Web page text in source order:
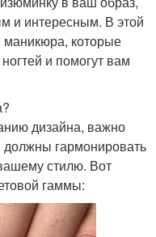
и интересным. В этой
маникюра, которые
и помогут вам
дизайна, важно
должны гармонировать
стилю. Вот
гаммы: